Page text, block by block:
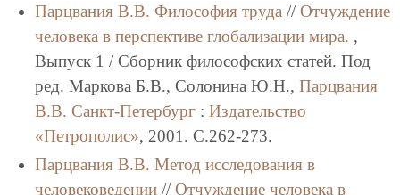
Парцвания В.В. Философия труда // Отчуждение
человека в перспективе глобализации мира. ,
Выпуск 1 / Сборник философских статей. Под
ред. Маркова Б.В., Солонина Ю.Н., Парцвания
В.В. Санкт-Петербург: Издательство
«Петрополис», 2001. C.262-273.
Парцвания В.В. Метод исследования в
человековедении// Отчуждение человека в